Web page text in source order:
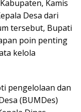
Kamis
Desa dari
tersebut, Bupati
poin penting
kelola
pengelolaan dan
(BUMDes)